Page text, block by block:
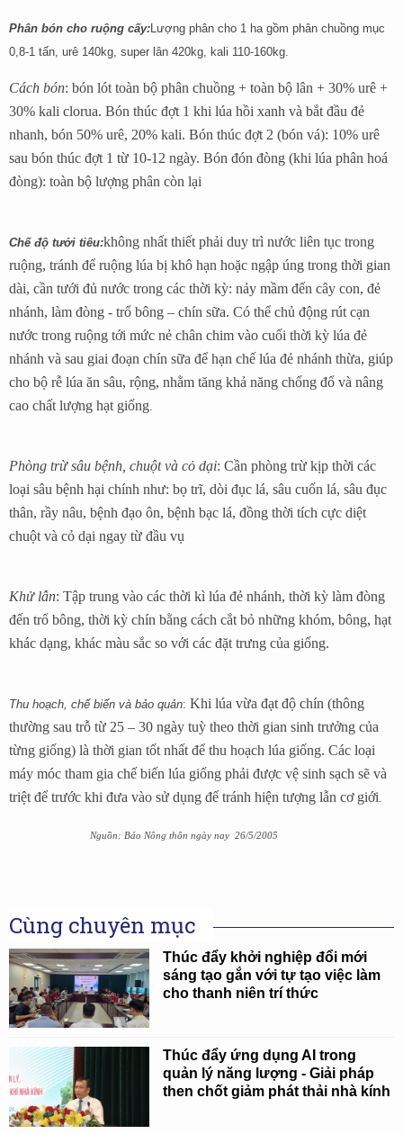
Phân bón cho ruộng cấy:Lượng phân cho 1 ha gồm phân chuồng mục
0,8-1 tấn, urê 140kg, super lân 420kg, kali 110-160kg.
Cách bón: bón lót toàn bộ phân chuồng + toàn bộ lân + 30% urê +
30% kali clorua. Bón thúc đợt 1 khi lúa hồi xanh và bắt đầu đẻ
nhanh, bón 50% urê, 20% kali. Bón thúc đợt 2 (bón vá): 10% urê
sau bón thúc đợt 1 từ 10-12 ngày. Bón đón đòng (khi lúa phân hoá
đòng): toàn bộ lượng phân còn lại
Chế độ tưới tiêu:không nhất thiết phải duy trì nước liên tục trong
ruộng, tránh để ruộng lúa bị khô hạn hoặc ngập úng trong thời gian
dài, cần tưới đủ nước trong các thời kỳ: nảy mầm đến cây con, đẻ
nhánh, làm đòng - trổ bông – chín sữa. Có thể chủ động rút cạn
nước trong ruộng tới mức nẻ chân chim vào cuối thời kỳ lúa đẻ
nhánh và sau giai đoạn chín sữa để hạn chế lúa đẻ nhánh thừa, giúp
cho bộ rễ lúa ăn sâu, rộng, nhằm tăng khả năng chống đổ và nâng
cao chất lượng hạt giống.
Phòng trừ sâu bệnh, chuột và cỏ dại: Cần phòng trừ kịp thời các
loại sâu bệnh hại chính như: bọ trĩ, dòi đục lá, sâu cuốn lá, sâu đục
thân, rầy nâu, bệnh đạo ôn, bệnh bạc lá, đồng thời tích cực diệt
chuột và cỏ dại ngay từ đầu vụ
Khử lẫn: Tập trung vào các thời kì lúa đẻ nhánh, thời kỳ làm đòng
đến trổ bông, thời kỳ chín bằng cách cắt bỏ những khóm, bông, hạt
khác dạng, khác màu sắc so với các đặt trưng của giống.
Thu hoạch, chế biến và bảo quản: Khi lúa vừa đạt độ chín (thông
thường sau trỗ từ 25 – 30 ngày tuỳ theo thời gian sinh trưởng của
từng giống) là thời gian tốt nhất để thu hoạch lúa giống. Các loại
máy móc tham gia chế biến lúa giống phải được vệ sinh sạch sẽ và
triệt để trước khi đưa vào sử dụng để tránh hiện tượng lẫn cơ giới.
Nguồn: Báo Nông thôn ngày nay 26/5/2005
Cùng chuyên mục
Thúc đẩy khởi nghiệp đổi mới
sáng tạo gắn với tự tạo việc làm
cho thanh niên trí thức
Thúc đẩy ứng dụng AI trong
quản lý năng lượng - Giải pháp
then chốt giảm phát thải nhà kính